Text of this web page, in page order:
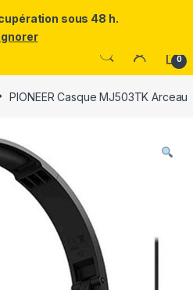
Galaxy S25 Ultra à prix réduit.
0
PIONEER Casque MJ503TK Arceau
sous 48 h.